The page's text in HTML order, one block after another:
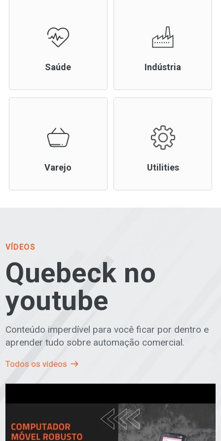
Saúde Indústria
Varejo Utilities
VÍDEOS
Quebeck no
youtube
Conteúdo imperdível para você ficar por dentro e
aprender tudo sobre automação comercial.
Todos os vídeos